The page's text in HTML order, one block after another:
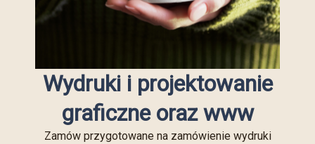
Wydruki i projektowanie
graficzne oraz www
Zamów przygotowane na zamówienie wydruki